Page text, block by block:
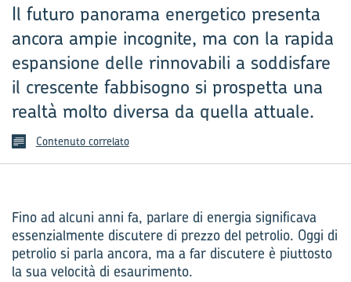
Il futuro panorama energetico presenta
ancora ampie incognite, ma con la rapida
espansione delle rinnovabili a soddisfare
il crescente fabbisogno si prospetta una
realtà molto diversa da quella attuale.
Contenuto correlato
Fino ad alcuni anni fa, parlare di energia significava
essenzialmente discutere di prezzo del petrolio. Oggi di
petrolio si parla ancora, ma a far discutere è piuttosto
la sua velocità di esaurimento.